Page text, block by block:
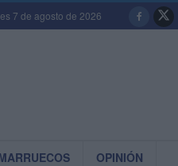
7 de agosto de 2026
OPINIÓN